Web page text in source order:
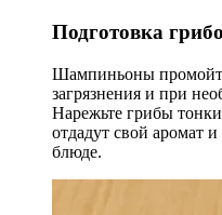
Подготовка
Шампиньоны
загрязнения и при
Нарежьте грибы
отдадут свой аромат
блюде.